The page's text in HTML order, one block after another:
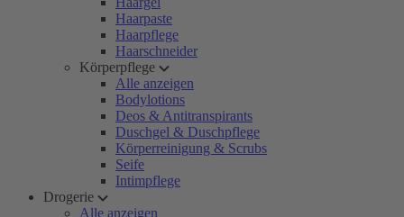
Haarpaste
Haarpflege
Haarschneider
Körperpflege
Alle anzeigen
Bodylotions
Deos & Antitranspirants
Duschgel & Duschpflege
Körperreinigung & Scrubs
Seife
Intimpflege
Drogerie
Alle anzeigen